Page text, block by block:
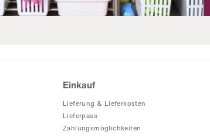
Einkauf
Lieferung & Lieferkosten
Lieferpass
Zahlungsmöglichkeiten